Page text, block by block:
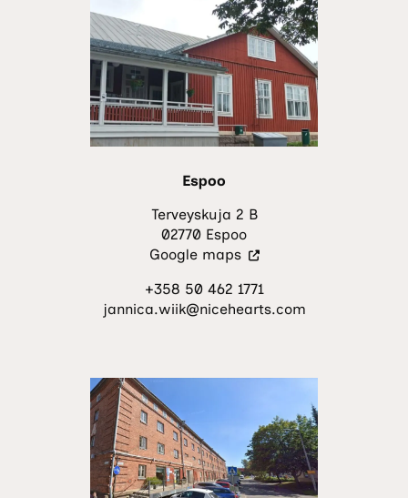
Espoo
Terveyskuja 2 B
02770 Espoo
Google maps(Vieraile
sivustolla.
Linkki
välilehteen.)
+358 50 462 1771
jannica.wiik@nicehearts.com